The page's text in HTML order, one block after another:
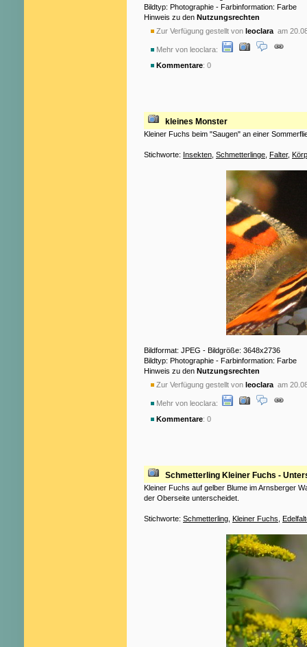
Bildtyp: Photographie - Farbinformation: Farbe
Hinweis zu den Nutzungsrechten
Zur Verfügung gestellt von leoclara am
Mehr von leoclara:
Kommentare: 0
kleines Monster
Kleiner Fuchs beim "Saugen" an einer
Stichworte: Insekten Schmetterlinge Falter,
Bildformat: JPEG - Bildgröße: 3648x2736
Bildtyp: Photographie - Farbinformation: Farbe
Hinweis zu den Nutzungsrechten
Zur Verfügung gestellt von leoclara am
Mehr von leoclara:
Kommentare: 0
Schmetterling Kleiner Fuchs -
Kleiner Fuchs auf gelber Blume im Arnsberger
der Oberseite unterscheidet.
Stichworte: Schmetterling Kleiner Fuchs